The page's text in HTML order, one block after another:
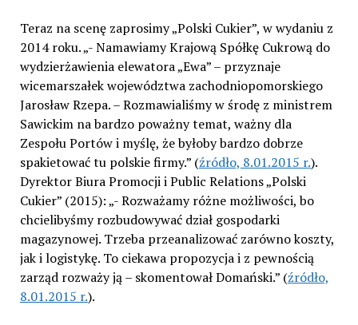
Teraz na scenę zaprosimy „Polski Cukier”, w wydaniu z
2014 roku. „- Namawiamy Krajową Spółkę Cukrową do
wydzierżawienia elewatora „Ewa” – przyznaje
wicemarszałek województwa zachodniopomorskiego
Jarosław Rzepa. – Rozmawialiśmy w środę z ministrem
Sawickim na bardzo poważny temat, ważny dla
Zespołu Portów i myślę, że byłoby bardzo dobrze
spakietować tu polskie firmy.” (źródło, 8.01.2015 r.).
Dyrektor Biura Promocji i Public Relations „Polski
Cukier” (2015): „- Rozważamy różne możliwości, bo
chcielibyśmy rozbudowywać dział gospodarki
magazynowej. Trzeba przeanalizować zarówno koszty,
jak i logistykę. To ciekawa propozycja i z pewnością
zarząd rozważy ją – skomentował Domański.” (źródło,
8.01.2015 r.).